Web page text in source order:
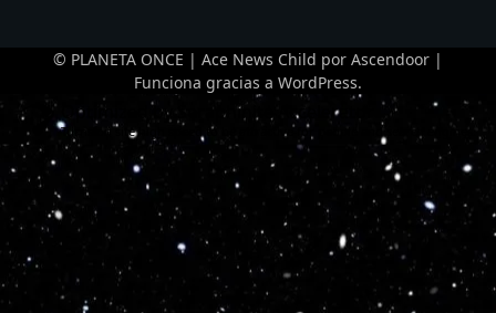
© PLANETA ONCE | Ace News Child por Ascendoor |
Funciona gracias a WordPress.
Optimized by Seraphinite Accelerator
Turns on site high speed to be attractive for people and search engines.